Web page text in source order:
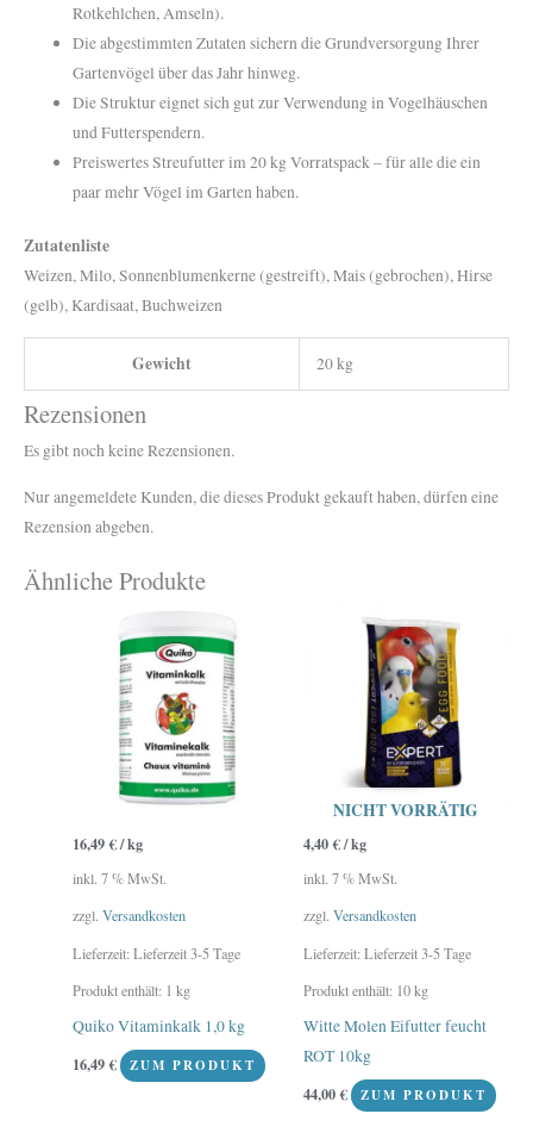
Rotkehlchen, Amseln).
Die abgestimmten Zutaten sichern die Grundversorgung Ihrer
Gartenvögel über das Jahr hinweg.
Die Struktur eignet sich gut zur Verwendung in Vogelhäuschen
und Futterspendern.
Preiswertes Streufutter im 20 kg Vorratspack – für alle die ein
paar mehr Vögel im Garten haben.
Zutatenliste
Weizen, Milo, Sonnenblumenkerne (gestreift), Mais (gebrochen), Hirse
(gelb), Kardisaat, Buchweizen
Gewicht 20 kg
Rezensionen
Es gibt noch keine Rezensionen.
Nur angemeldete Kunden, die dieses Produkt gekauft haben, dürfen eine
Rezension abgeben.
Ähnliche Produkte
16,49€/kg
inkl. 7 % MwSt.
zzgl.Versandkosten
Lieferzeit:Lieferzeit 3-5 Tage
Produkt enthält: 1kg
Quiko Vitaminkalk 1,0 kg
16,49€ ZUM PRODUKT
NICHT VORRÄTIG
4,40€/kg
inkl. 7 % MwSt.
zzgl. Versandkosten
Lieferzeit:Lieferzeit 3-5 Tage
Produkt enthält: 10kg
Witte Molen Eifutter feucht
ROT 10kg
44,00€ ZUM PRODUKT